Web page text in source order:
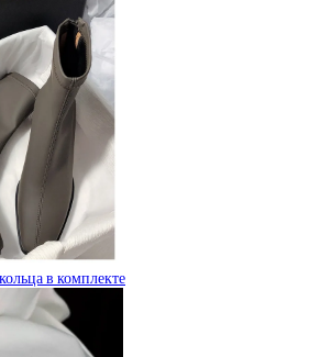
в комплекте